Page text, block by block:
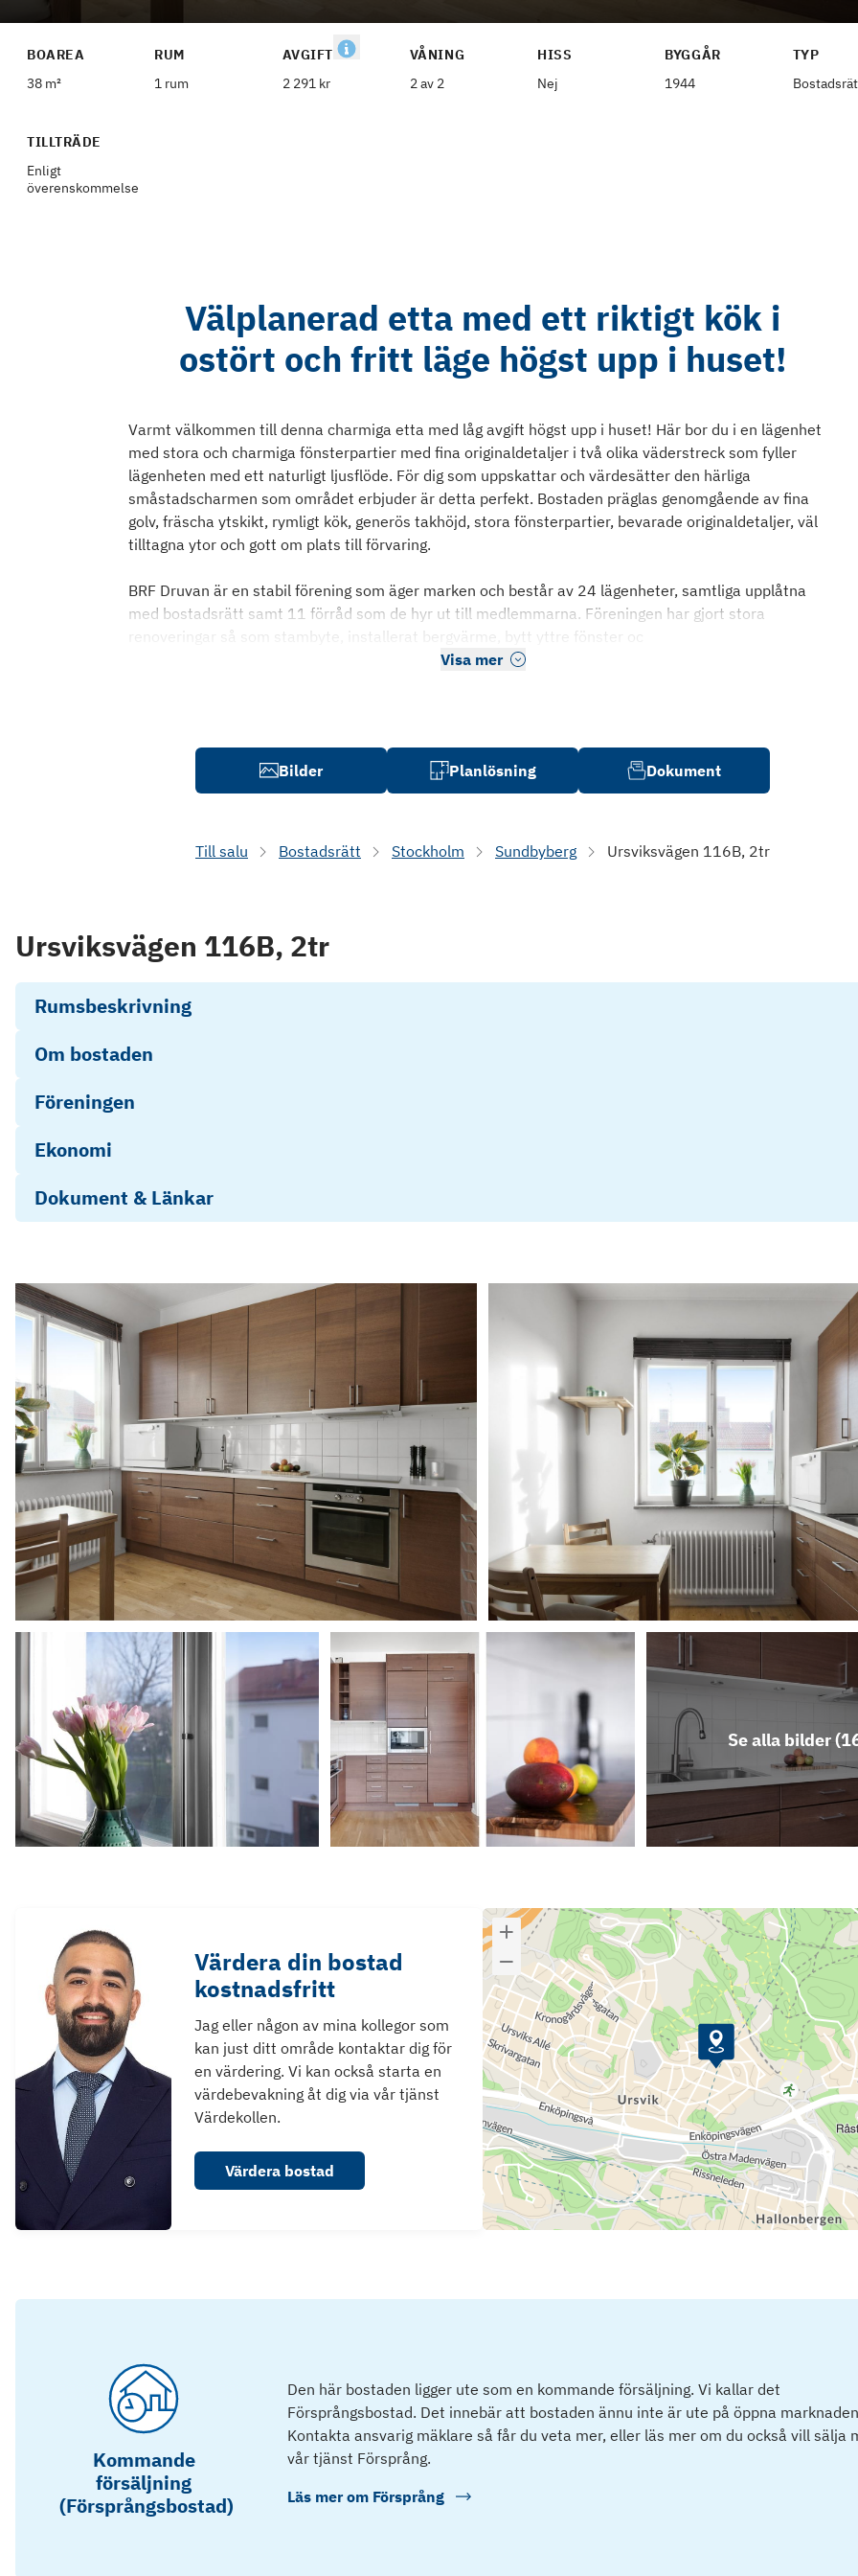
BOAREA
38 m²
RUM
1 rum
AVGIFT
2 291 kr
VÅNING
2 av 2
HISS
Nej
BYGGÅR
1944
TYP
TILLTRÄDE
Enligt
överenskommelse
Välplanerad etta med ett riktigt kök i
ostört och fritt läge högst upp i huset!
Varmt välkommen till denna charmiga etta med låg avgift högst upp i huset! Här bor du i en lägenhet
med stora och charmiga fönsterpartier med fina originaldetaljer i två olika väderstreck som fyller
lägenheten med ett naturligt ljusflöde. För dig som uppskattar och värdesätter den härliga
småstadscharmen som området erbjuder är detta perfekt. Bostaden präglas genomgående av fina
golv, fräscha ytskikt, rymligt kök, generös takhöjd, stora fönsterpartier, bevarade originaldetaljer, väl
tilltagna ytor och gott om plats till förvaring.
BRF Druvan är en stabil förening som äger marken och består av 24 lägenheter, samtliga upplåtna
med bostadsrätt samt 11 förråd som de hyr ut till medlemmarna. Föreningen har gjort stora
renoveringar så som stambyte, installerat bergvärme, bytt yttre fönster oc
Visa mer
Bilder Planlösning Dokument
Till salu Bostadsrätt Stockholm Sundbyberg Ursviksvägen 116B, 2tr
Ursviksvägen 116B, 2tr
Rumsbeskrivning
Om bostaden
Föreningen
Ekonomi
Dokument & Länkar
Se alla bilder (
Värdera din bostad
kostnadsfritt
Jag eller någon av mina kollegor som
kan just ditt område kontaktar dig för
en värdering. Vi kan också starta en
värdebevakning åt dig via vår tjänst
Värdekollen.
Värdera bostad
Kommande
försäljning
(Försprångsbostad)
Den här bostaden ligger ute som en kommande försäljning. Vi kallar det
Försprångsbostad. Det innebär att bostaden ännu inte är ute på öppna
Kontakta ansvarig mäklare så får du veta mer, eller läs mer om du också vill sälja
vår tjänst Försprång.
Läs mer om Försprång